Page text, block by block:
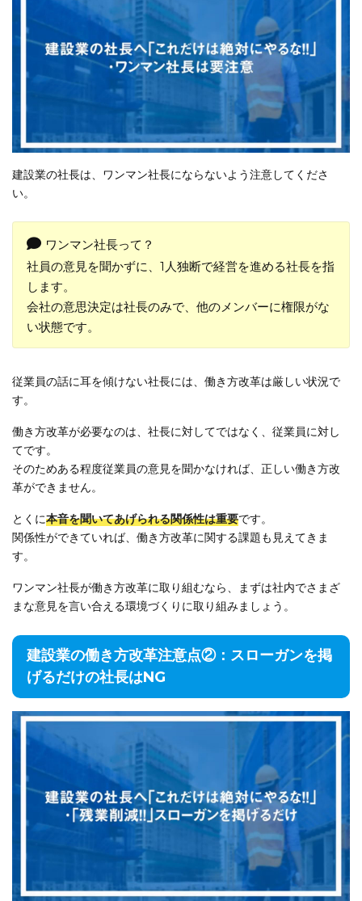
建設業の社長は、ワンマン社長にならないよう注意してくださ
い。
ワンマン社長って？
社員の意見を聞かずに、1人独断で経営を進める社長を指
します。
会社の意思決定は社長のみで、他のメンバーに権限がな
い状態です。
従業員の話に耳を傾けない社長には、働き方改革は厳しい状況で
す。
働き方改革が必要なのは、社長に対してではなく、従業員に対し
てです。
そのためある程度従業員の意見を聞かなければ、正しい働き方改
革ができません。
とくに本音を聞いてあげられる関係性は重要です。
関係性ができていれば、働き方改革に関する課題も見えてきま
す。
ワンマン社長が働き方改革に取り組むなら、まずは社内でさまざ
まな意見を言い合える環境づくりに取り組みましょう。
建設業の働き方改革注意点②：スローガンを掲
げるだけの社長はNG